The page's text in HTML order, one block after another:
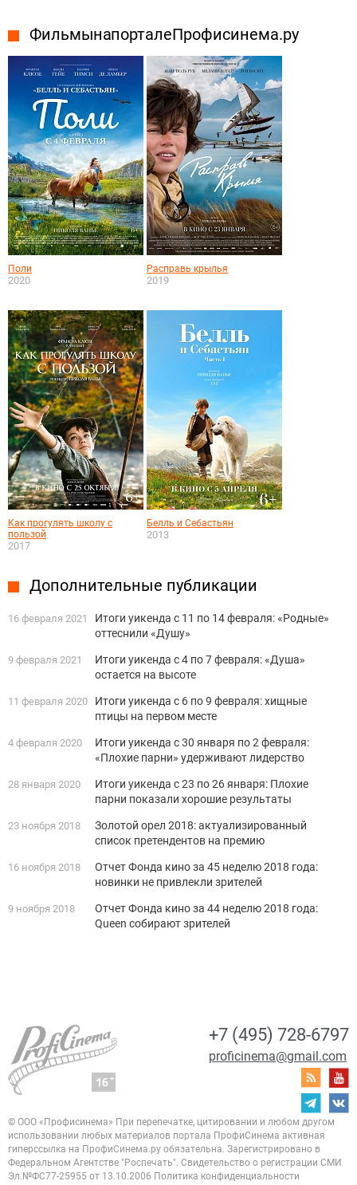
Фильмы на портале Профисинема.ру
Поли
2020
Расправь крылья
2019
Как прогулять школу с
пользой
2017
Белль и Себастьян
2013
Дополнительные публикации
16 февраля 2021
Итоги уикенда с 11 по 14 февраля: «Родные»
оттеснили «Душу»
9 февраля 2021
Итоги уикенда с 4 по 7 февраля: «Душа»
остается на высоте
11 февраля 2020
Итоги уикенда с 6 по 9 февраля: хищные
птицы на первом месте
4 февраля 2020
Итоги уикенда с 30 января по 2 февраля:
«Плохие парни» удерживают лидерство
28 января 2020
Итоги уикенда с 23 по 26 января: Плохие
парни показали хорошие результаты
23 ноября 2018
Золотой орел 2018: актуализированный
список претендентов на премию
16 ноября 2018
Отчет Фонда кино за 45 неделю 2018 года:
новинки не привлекли зрителей
9 ноября 2018
Отчет Фонда кино за 44 неделю 2018 года:
Queen собирают зрителей
+7 (495) 728-6797
proficinema@gmail.com
© ООО «Профисинема» При перепечатке, цитировании и любом другом
использовании любых материалов портала ПрофиСинема активная
гиперссылка на ПрофиСинема.ру обязательна. Зарегистрировано в
Федеральном Агентстве "Роспечать". Свидетельство о регистрации СМИ
Эл.№ФС77-25955 от 13.10.2006 Политика конфиденциальности